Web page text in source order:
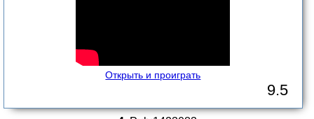
Открыть и проиграть
9.5